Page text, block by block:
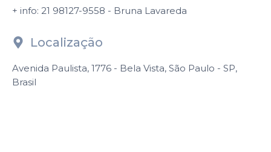
+ info: 21 98127-9558 - Bruna Lavareda
Localização
Avenida Paulista, 1776 - Bela Vista, São Paulo - SP,
Brasil